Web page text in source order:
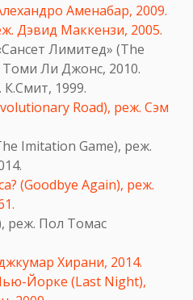
Аменабар, 2009.
Дэвид Маккензи, 2005.
Лимитед» (The
Ли Джонс, 2010.
1999.
Road), реж. Сэм
Imitation Game), реж.
(Goodbye Again), реж.
реж. Пол Томас
Хирани, 2014.
Йорке (Last Night),